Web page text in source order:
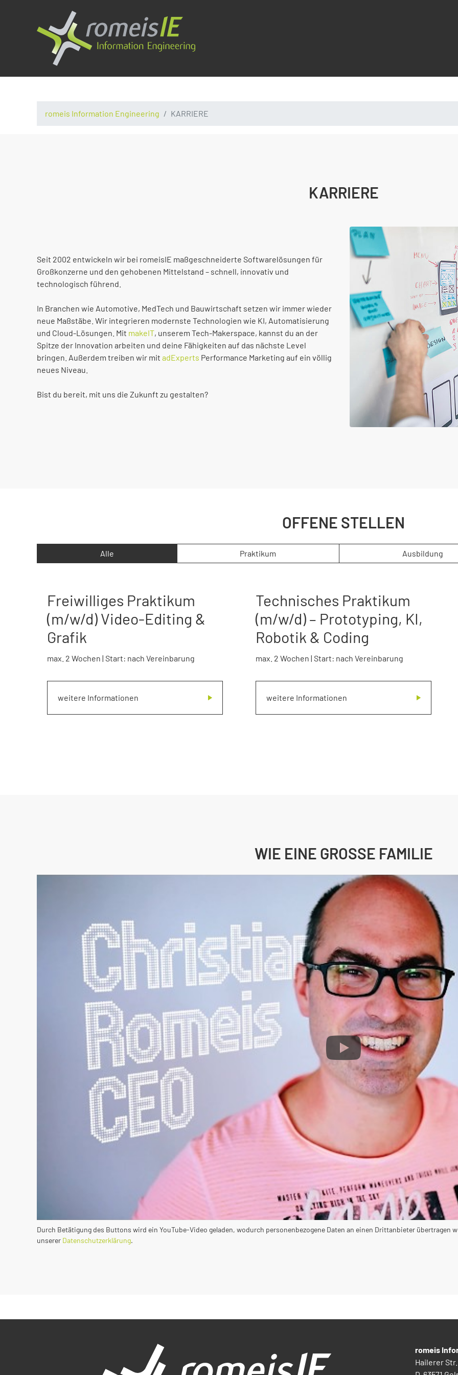
romeis Information Engineering KARRIERE
KARRIERE
Seit 2002 entwickeln wir bei romeisIE maßgeschneiderte Softwarelösungen für
Großkonzerne und den gehobenen Mittelstand – schnell, innovativ und
technologisch führend.
In Branchen wie Automotive, MedTech und Bauwirtschaft setzen wir immer wieder
neue Maßstäbe. Wir integrieren modernste Technologien wie KI, Automatisierung
und Cloud-Lösungen. Mit makeIT, unserem Tech-Makerspace, kannst du an der
Spitze der Innovation arbeiten und deine Fähigkeiten auf das nächste Level
bringen. Außerdem treiben wir mit adExperts Performance Marketing auf ein völlig
neues Niveau.
Bist du bereit, mit uns die Zukunft zu gestalten?
OFFENE STELLEN
Alle Praktikum Ausbildung
Freiwilliges Praktikum
(m/w/d) Video-Editing &
Grafik
max. 2 Wochen | Start: nach Vereinbarung
weitere Informationen
Technisches Praktikum
(m/w/d) – Prototyping, KI,
Robotik & Coding
max. 2 Wochen | Start: nach Vereinbarung
weitere Informationen
WIE EINE GROSSE FAMILIE
Durch Betätigung des Buttons wird ein YouTube-Video geladen, wodurch personenbezogene Daten an einen Drittanbieter
unserer Datenschutzerklärung.
romeis
Hailerer Str.